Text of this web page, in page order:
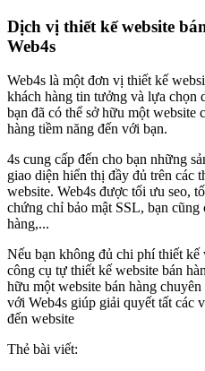
Dịch vị thiết kế website
Web4s
Web4s là một đơn vị thiết kế
khách hàng tin tưởng và lựa
bạn đã có thể sở hữu một website
hàng tiềm năng đến với bạn.
4s cung cấp đến cho bạn những
giao diện hiển thị đầy đủ trên các
website. Web4s được tối ưu seo,
chứng chỉ bảo mật SSL, bạn
hàng,...
Nếu bạn không đủ chi phí thiết kế
công cụ tự thiết kế website bán
hữu một website bán hàng
với Web4s giúp giải quyết tất các
đến website
Thẻ bài viết: